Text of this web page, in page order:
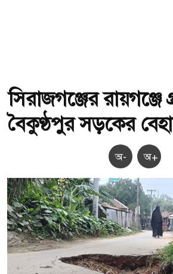
সিরাজগঞ্জের রায়গঞ্জে
বৈকুণ্ঠপুর সড়কের
অ- অ+